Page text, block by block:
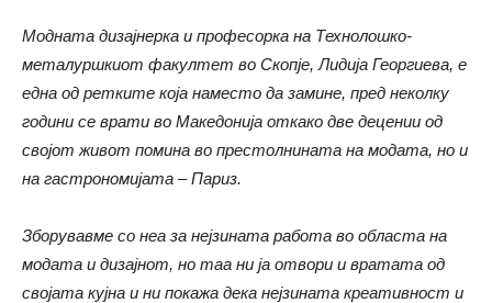
Модната дизајнерка и професорка на Технолошко-
металуршкиот факултет во Скопје, Лидија Георгиева, е
една од ретките која наместо да замине, пред неколку
години се врати во Македонија откако две децении од
својот живот помина во престолнината на модата, но и
на гастрономијата – Париз.
Зборувавме со неа за нејзината работа во областа на
модата и дизајнот, но таа ни ја отвори и вратата од
својата кујна и ни покажа дека нејзината креативност и